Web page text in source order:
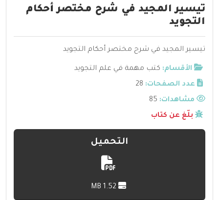
تيسير المجيد في شرح مختصر أحكام
التجويد
تيسير المجيد في شرح مختصر أحكام التجويد
الأقسام: كتب مهمة في علم التجويد
عدد الصفحات: 28
مشاهدات:
بلّغ عن كتاب
التحميل